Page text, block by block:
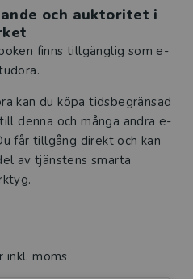
och auktoritet i
finns tillgänglig som e-
kan du köpa tidsbegränsad
denna och många andra e-
får tillgång direkt och kan
av tjänstens smarta
inkl. moms